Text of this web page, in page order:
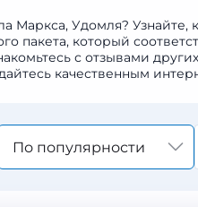
Маркса, Удомля?
пакета, который
с отзывами
качественным
По популярности